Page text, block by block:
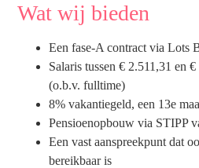
Wat wij bieden
Een fase-A contract via Lots
Salaris tussen € 2.511,31 en
(o.b.v. fulltime)
8% vakantiegeld, een 13e
Pensioenopbouw via STIPP
Een vast aanspreekpunt dat
bereikbaar is